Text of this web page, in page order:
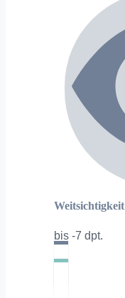
Weitsichtigkeit
bis -7 dpt.